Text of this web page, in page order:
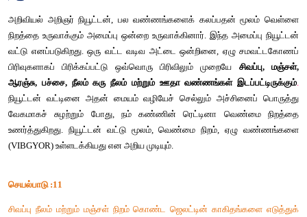
நியூட்டன் வட்டு
அறிவியல் அறிஞர் நியூட்டன், பல வண்ணங்களைக் கலப்பதன்
நிறத்தை உருவாக்கும் அமைப்பு ஒன்றை உருவாக்கினார். இந்த
வட்டு எனப்படுகிறது. ஒரு வட்ட வடிவ அட்டை ஒன்றினை,
ஆரஞ்சு, பச்சை, நீலம் கரு நீலம் மற்றும் ஊதா வண்ணங்கள்
நியூட்டன் வட்டினை அதன் மையம் வழியேச் செல்லும்